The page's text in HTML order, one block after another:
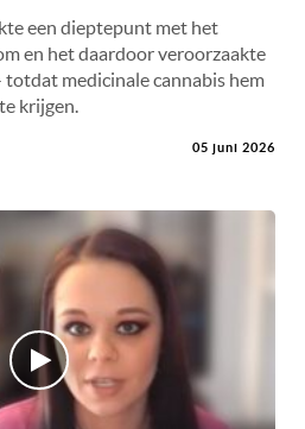
een dieptepunt met het
en het daardoor veroorzaakte
totdat medicinale cannabis hem
krijgen.
05 juni 2026